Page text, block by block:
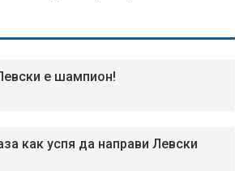
е шампион!
как успя да направи Левски